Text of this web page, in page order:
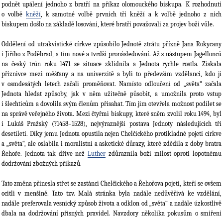
podnět upálení jednoho z bratří na příkaz olomouckého biskupa. K rozhodnutí
o volbě kněží, k samotné volbě prvních tří kněží a k volbě jednoho z nich
biskupem došlo na základě losování, které bratři považovali za projev boží vůle.
Oddělení od utrakvistické církve způsobilo Jednotě ztrátu přízně Jana Rokycany
i Jiřího z Poděbrad, a tím nové a tvrdší pronásledování. Až s nástupem Jagellonců
na český trůn roku 1471 se situace zklidnila a Jednota rychle rostla. Získala
příznivce mezi měšťany a na univerzitě a byli to především vzdělanci, kdo ji
v osmdesátých letech začali proměňovat. Namísto odloučení od „světa“ začala
Jednota hledat způsoby, jak v něm užitečně působit, a umožnila proto vstup
i šlechticům a dovolila svým členům přísahat. Tím jim otevřela možnost podílet se
na správě veřejného života. Mezi čtyřmi biskupy, které sněm zvolil roku 1494, byl
i Lukáš Praž­ský (?1458–1528), nejvýraznější postava Jednoty následujících tří
desetiletí. Díky jemu Jednota opustila nejen Chelčického protikladné pojetí církve
a „světa“, ale oslabila i mora­listní a asketické důrazy, které zdědila z doby bratra
Řehoře. Jednota tak dříve než Luther zdůraznila boží milost oproti lopotnému
dodržování zbožných příkazů.
Tato změna přinesla střet se zastánci Chelčického a Řehořova pojetí, kteří se ovšem
ocitli v menšině. Tato tzv. Malá stránka byla nadále nedůvěřivá ke vzdělání,
nadále preferovala vesnický způsob života a odklon od „světa“ a nadále úzkostlivě
dbala na dodržování přísných pravidel. Navzdory několika pokusům o smíření